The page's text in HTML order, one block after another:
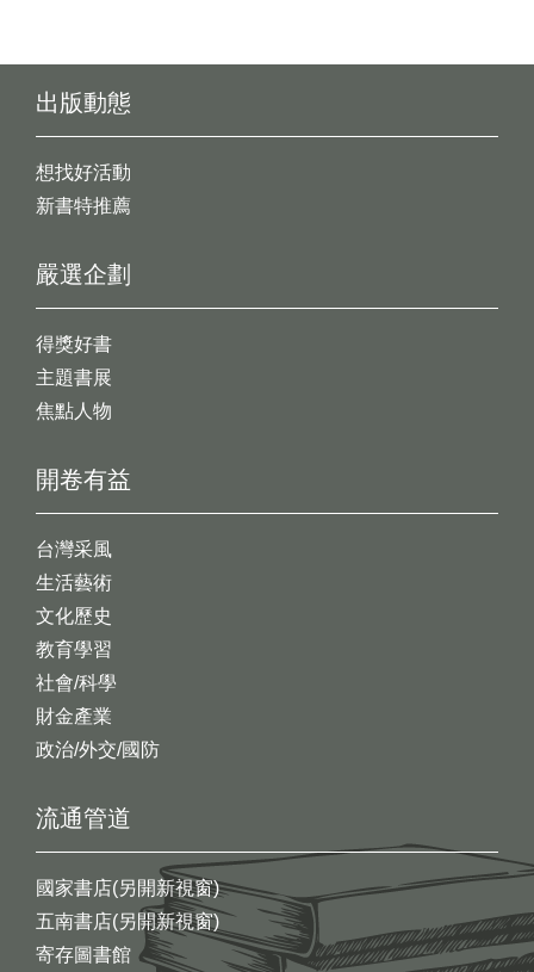
出版動態
想找好活動
新書特推薦
開卷有益
台灣采風
生活藝術
文化歷史
教育學習
社會/科學
財金產業
政治/外交/國防
嚴選企劃
得獎好書
主題書展
焦點人物
流通管道
國家書店(另開新視窗)
五南書店(另開新視窗)
寄存圖書館